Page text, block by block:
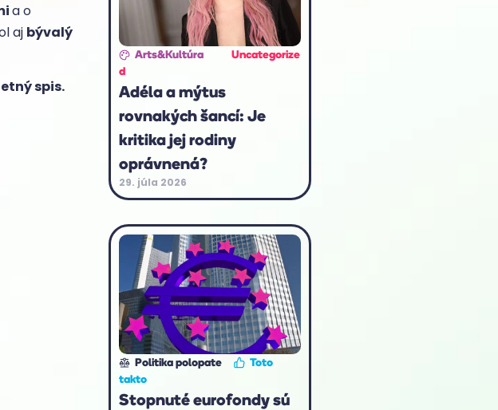
a o
aj bývalý
spis.
Arts&Kultúra
Uncategorize
d
Adéla a mýtus
rovnakých šancí: Je
kritika jej rodiny
oprávnená?
29. júla 2026
Politika polopate
Toto
takto
Stopnuté eurofondy sú